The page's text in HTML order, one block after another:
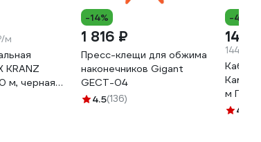
м
KRANZ
м, черная
-14%
1 816 ₽
Пресс-клещи для обжима
наконечников Gigant
GECT-04
4.5(136)
-4%
14
144.2
м
4.7